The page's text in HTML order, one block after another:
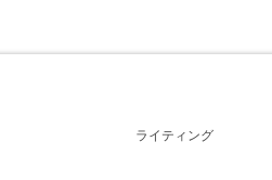
ライティング